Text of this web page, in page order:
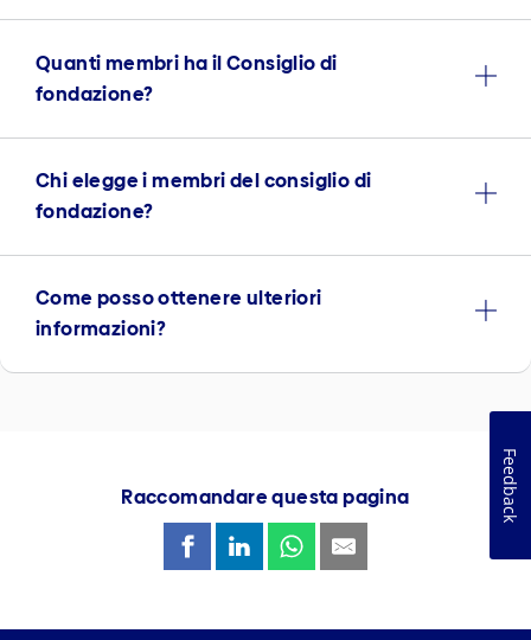
Quanti membri ha il Consiglio di
fondazione?
Chi elegge i membri del consiglio di
fondazione?
Come posso ottenere ulteriori
informazioni?
Raccomandare questa pagina Feedback